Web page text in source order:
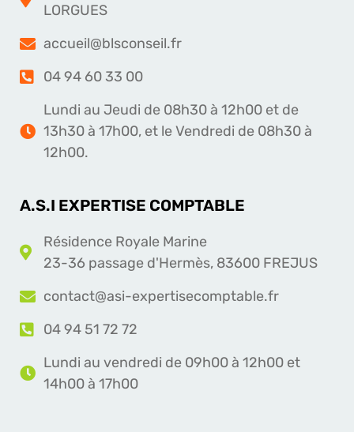
LORGUES
accueil@blsconseil.fr
04 94 60 33 00
Lundi au Jeudi de 08h30 à 12h00 et de
13h30 à 17h00, et le Vendredi de 08h30 à
12h00.
A.S.I EXPERTISE COMPTABLE
Résidence Royale Marine
23-36 passage d'Hermès, 83600 FREJUS
contact@asi-expertisecomptable.fr
04 94 51 72 72
Lundi au vendredi de 09h00 à 12h00 et
14h00 à 17h00